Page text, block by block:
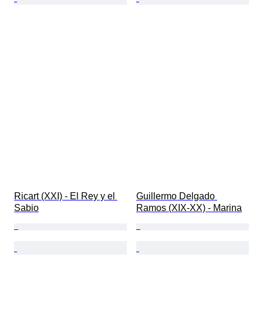
Ricart (XXI) - El Rey y el
Sabio
Guillermo Delgado
Ramos (XIX-XX) - Marina